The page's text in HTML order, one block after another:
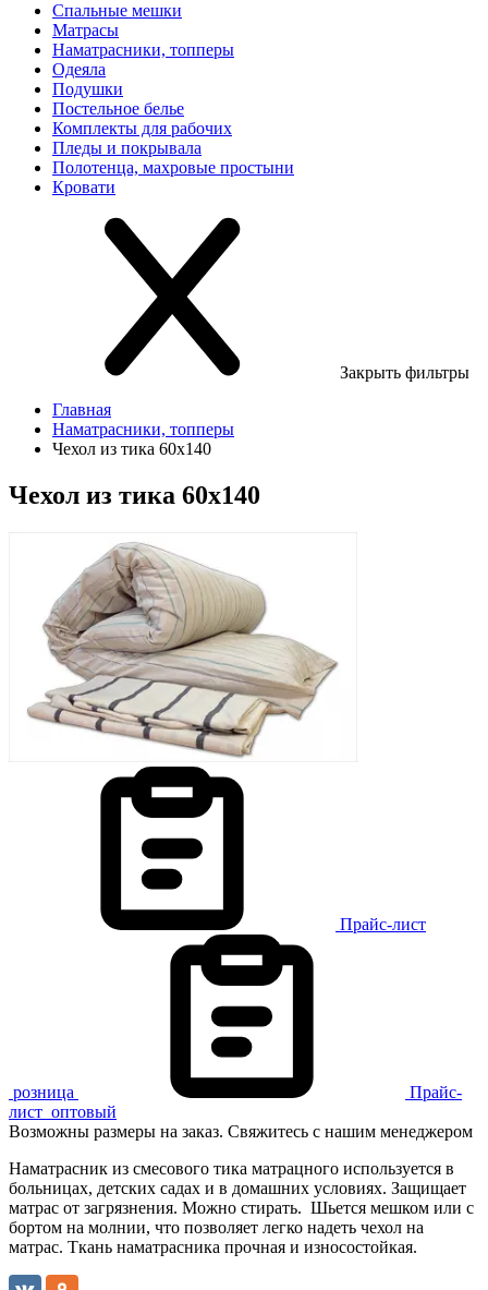
Спальные мешки
Матрасы
Наматрасники, топперы
Одеяла
Подушки
Постельное белье
Комплекты для рабочих
Пледы и покрывала
Полотенца, махровые простыни
Кровати
Закрыть фильтры
Главная
Наматрасники, топперы
Чехол из тика 60х140
Чехол из тика 60х140
Прайс-лист
розница
Прайс-
лист оптовый
Возможны размеры на заказ. Свяжитесь с нашим менеджером
Наматрасник из смесового тика матрацного используется в
больницах, детских садах и в домашних условиях. Защищает
матрас от загрязнения. Можно стирать. Шьется мешком или с
бортом на молнии, что позволяет легко надеть чехол на
матрас. Ткань наматрасника прочная и износостойкая.